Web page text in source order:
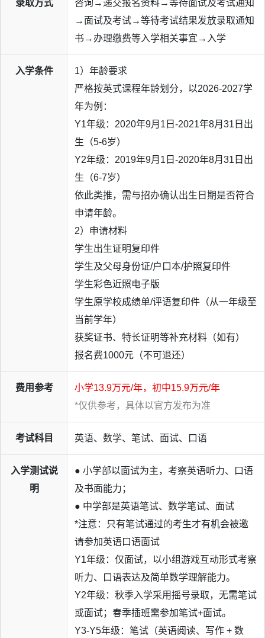
录取方式
咨询→递交报名资料→等待面试及考试通知
→面试及考试→等待考试结果发放录取通知
书→办理缴费等入学相关事宜→入学
入学条件
1）年龄要求
严格按英式课程年龄划分，以2026-2027学
年为例：
Y1年级：2020年9月1日-2021年8月31日出
生（5-6岁）
Y2年级：2019年9月1日-2020年8月31日出
生（6-7岁）
依此类推，需与招办确认出生日期是否符合
申请年龄。
2）申请材料
学生出生证明复印件
学生及父母身份证/户口本/护照复印件
学生彩色近照电子版
学生原学校成绩单/评语复印件（从一年级至
当前学年）
获奖证书、特长证明等补充材料（如有）
报名费1000元（不可退还）
费用参考
小学13.9万元/年，初中15.9万元/年
*仅供参考，具体以官方发布为准
考试科目 英语、数学、笔试、面试、口语
入学测试说
明
● 小学部以面试为主，考察英语听力、口语
及书面能力；
● 中学部是英语笔试、数学笔试、面试
*注意：只有笔试通过的考生才有机会被邀
请参加英语口语面试
Y1年级：仅面试，以小组游戏互动形式考察
听力、口语表达及简单数学理解能力。
Y2年级：秋季入学采用摇号录取，无需笔试
或面试；春季插班需参加笔试+面试。
Y3-Y5年级：笔试（英语阅读、写作 + 数